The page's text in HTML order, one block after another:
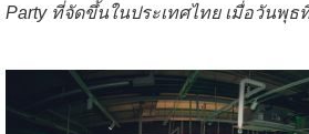
Party ที่จัดขึ้นในประเทศไทย เมื่อวันพุธ